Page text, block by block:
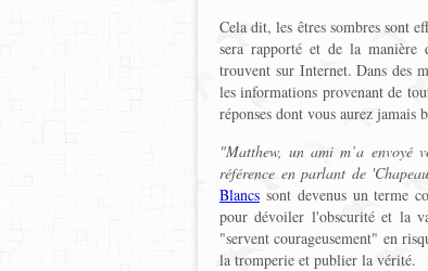
Cela dit, les êtres sombres sont
sera rapporté et de la manière
trouvent sur Internet. Dans des
les informations provenant de
réponses dont vous aurez jamais
"Matthew, un ami m’a envoyé
référence en parlant de
Blancs sont devenus un terme
pour dévoiler l'obscurité et la
"servent courageusement" en
la tromperie et publier la vérité.